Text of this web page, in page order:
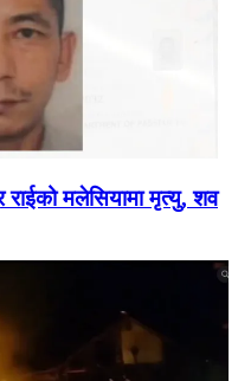
मलेसियामा मृत्यु, शव